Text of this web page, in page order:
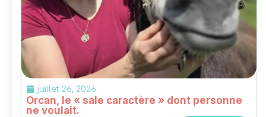
juillet 26, 2026
Orcan, le « sale caractère » dont personne
ne voulait.